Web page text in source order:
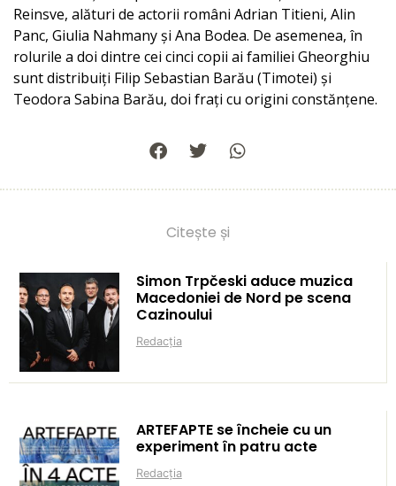
Reinsve, alături de actorii români Adrian Titieni, Alin
Panc, Giulia Nahmany și Ana Bodea. De asemenea, în
rolurile a doi dintre cei cinci copii ai familiei Gheorghiu
sunt distribuiți Filip Sebastian Barău (Timotei) și
Teodora Sabina Barău, doi frați cu origini constănțene.
Citește și
Simon Trpčeski aduce muzica
Macedoniei de Nord pe scena
Cazinoului
Redacția
ARTEFAPTE se încheie cu un
experiment în patru acte
Redacția